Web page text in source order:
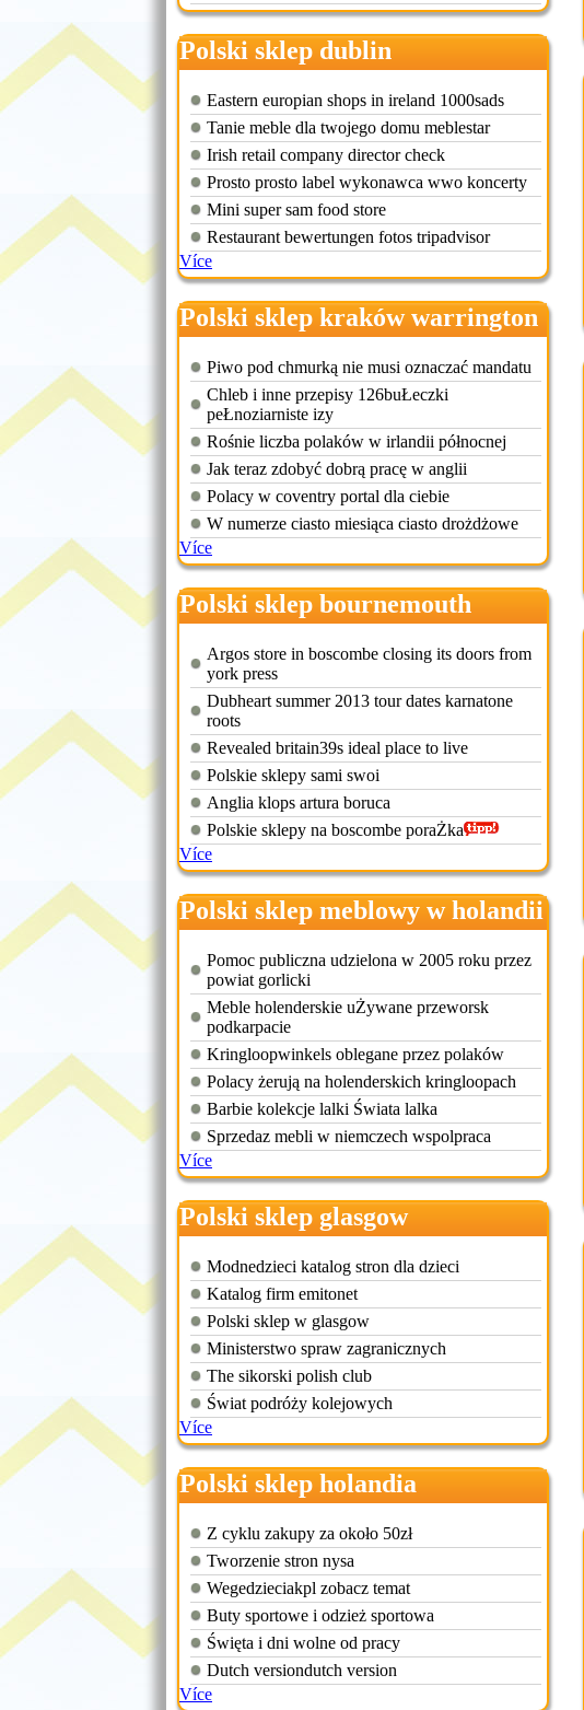
Polski sklep dublin
Eastern europian shops in ireland 1000sads
Tanie meble dla twojego domu meblestar
Irish retail company director check
Prosto prosto label wykonawca wwo koncerty
Mini super sam food store
Restaurant bewertungen fotos tripadvisor
Více
Polski sklep kraków warrington
Piwo pod chmurką nie musi oznaczać mandatu
Chleb i inne przepisy 126buŁeczki
peŁnoziarniste izy
Rośnie liczba polaków w irlandii północnej
Jak teraz zdobyć dobrą pracę w anglii
Polacy w coventry portal dla ciebie
W numerze ciasto miesiąca ciasto drożdżowe
Více
Polski sklep bournemouth
Argos store in boscombe closing its doors from
york press
Dubheart summer 2013 tour dates karnatone
roots
Revealed britain39s ideal place to live
Polskie sklepy sami swoi
Anglia klops artura boruca
Polskie sklepy na boscombe poraŻka
Více
Polski sklep meblowy w holandii
Pomoc publiczna udzielona w 2005 roku przez
powiat gorlicki
Meble holenderskie uŻywane przeworsk
podkarpacie
Kringloopwinkels oblegane przez polaków
Polacy żerują na holenderskich kringloopach
Barbie kolekcje lalki Świata lalka
Sprzedaz mebli w niemczech wspolpraca
Více
Polski sklep glasgow
Modnedzieci katalog stron dla dzieci
Katalog firm emitonet
Polski sklep w glasgow
Ministerstwo spraw zagranicznych
The sikorski polish club
Świat podróży kolejowych
Více
Polski sklep holandia
Z cyklu zakupy za około 50zł
Tworzenie stron nysa
Wegedzieciakpl zobacz temat
Buty sportowe i odzież sportowa
Święta i dni wolne od pracy
Dutch versiondutch version
Více